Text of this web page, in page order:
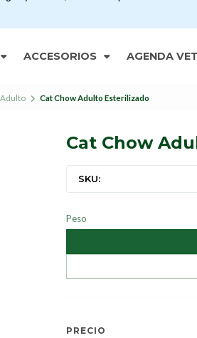
ACCESORIOS AGENDA
Adulto Cat Chow Adulto Esterilizado
Cat Chow
SKU:
Peso
PRECIO